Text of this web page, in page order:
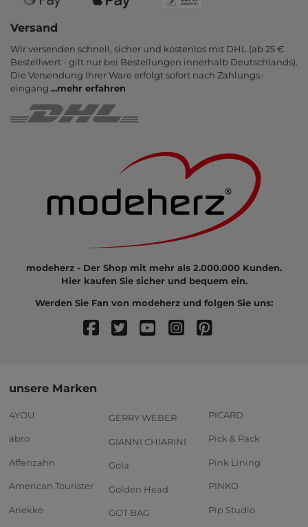
Versand
Wir versenden schnell, sicher und kostenlos mit DHL (ab 25 €
Bestell­wert - gilt nur bei Bestel­lungen inner­halb Deutsch­lands).
Die Ver­sendung Ihrer Ware er­folgt sofort nach Zahlungs­
eingang ...mehr erfahren
modeherz - Der Shop mit mehr als 2.000.000 Kunden.
Hier kaufen Sie sicher und bequem ein.
Werden Sie Fan von modeherz und folgen Sie uns:
unsere Marken
4YOU
abro
Affenzahn
American Tourister
Anekke
GERRY WEBER
GIANNI CHIARINI
Gola
Golden Head
GOT BAG
PICARD
Pick & Pack
Pink Lining
PINKO
Pip Studio